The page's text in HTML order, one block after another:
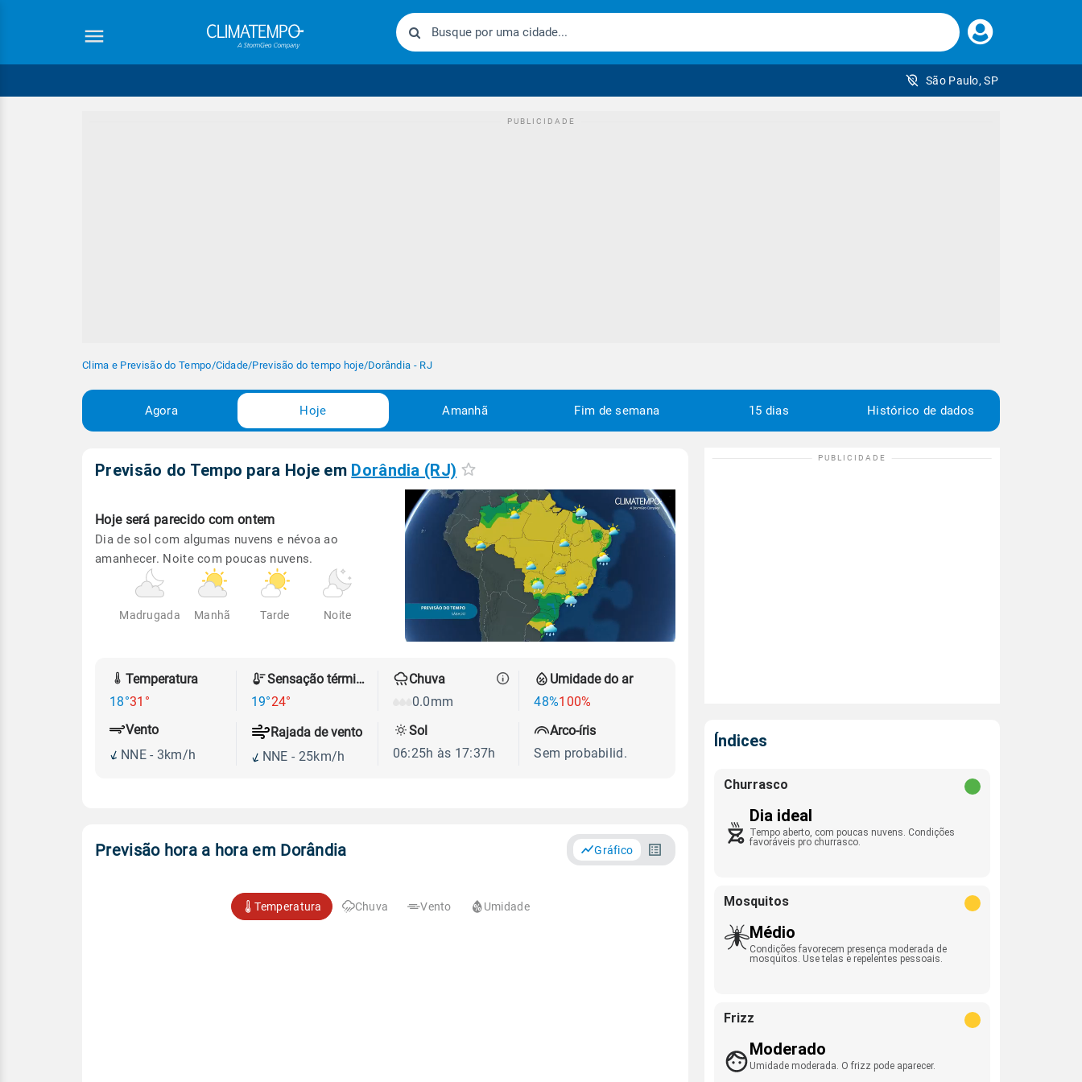
Faça
seu
São Paulo, SP
Clima e Previsão do Tempo/Cidade/Previsão do tempo hoje/Dorândia - RJ
Agora Hoje Amanhã Fim de semana 15 dias Histórico de dados
Previsão do Tempo para Hoje em Dorândia (RJ)
Hoje será parecido com ontem
Dia de sol com algumas nuvens e névoa ao
amanhecer. Noite com poucas nuvens.
Madrugada Manhã Tarde Noite
Temperatura
18°31°
Sensação térmica
19°24°
Chuva
0.0mm
Umidade do ar
48%100%
Vento
NNE - 3km/h
Rajada de vento
NNE - 25km/h
Sol
06:25h às 17:37h
Arco-íris
Sem probabilid.
Previsão hora a hora em Dorândia Gráfico
Temperatura Chuva Vento Umidade
Índices
Churrasco
Dia ideal
Tempo aberto, com poucas nuvens. Condições
favoráveis pro churrasco.
Mosquitos
Médio
Condições favorecem presença moderada de
mosquitos. Use telas e repelentes pessoais.
Frizz
Moderado
Umidade moderada. O frizz pode aparecer.